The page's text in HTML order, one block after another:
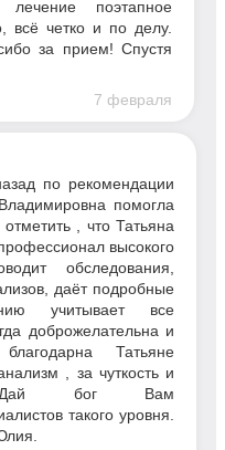
поэтапное
всё четко и по делу.
прием! Спустя
7 февраля
по рекомендации
помогла
высокого
обследования,
даёт подробные
учитывает все
доброжелательна и
, за чуткость и
бог Вам
такого уровня.